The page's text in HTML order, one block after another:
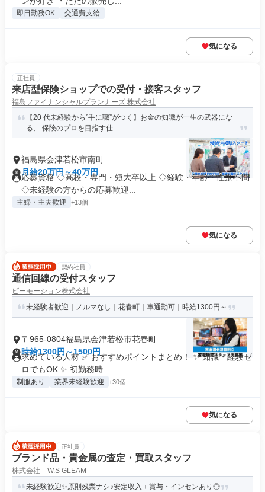
即日勤務OK 交通費支給
気になる
正社員
来店型保険ショップでの受付・接客スタッフ
福島ファイナンシャルプランナーズ 株式会社
【20 代未経験から”⼿に職”がつく】お⾦の知識が⼀⽣の武器にな
る、 保険のプロを⽬指す仕...
福島県会津若松市南町
月給20万円～40万円
応募資格 ◇高校・専門・短大卒以上 ◇経験・年齢・性別不問
◇未経験の方からの応募歓迎...
主婦・主夫歓迎 +13個
気になる
契約社員
通信回線の受付スタッフ
ビーモーション株式会社
未経験者歓迎｜ノルマなし｜花春町｜車通勤可｜時給1300円～
〒965-0804福島県会津若松市花春町
時給1300円～1500円
求めている人材 ✅ おすすめポイントまとめ！ ✨ 知識・経験ゼ
ロでもOK ✨ 初勤務時...
制服あり 業界未経験歓迎 +30個
気になる
正社員
ブランド品・貴金属の査定・買取スタッフ
株式会社 W.S GLEAM
未経験歓迎✨原則残業ナシ♪安定収入＋賞与・インセンあり◎